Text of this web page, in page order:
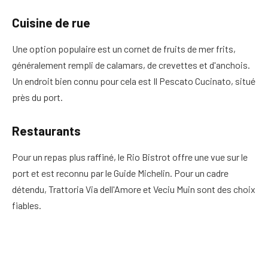
Cuisine de rue
Une option populaire est un cornet de fruits de mer frits,
généralement rempli de calamars, de crevettes et d'anchois.
Un endroit bien connu pour cela est Il Pescato Cucinato, situé
près du port.
Restaurants
Pour un repas plus raffiné, le Rio Bistrot offre une vue sur le
port et est reconnu par le Guide Michelin. Pour un cadre
détendu, Trattoria Via dell'Amore et Veciu Muin sont des choix
fiables.